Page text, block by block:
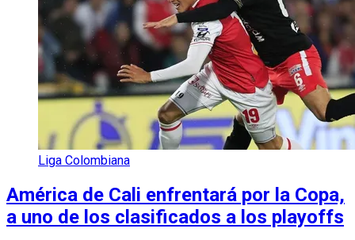
Liga Colombiana
América de Cali enfrentará por la Copa,
a uno de los clasificados a los playoffs